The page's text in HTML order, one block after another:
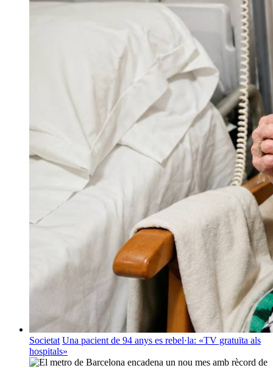
Societat Una pacient de 94 anys es rebel·la: «TV gratuïta als
hospitals»